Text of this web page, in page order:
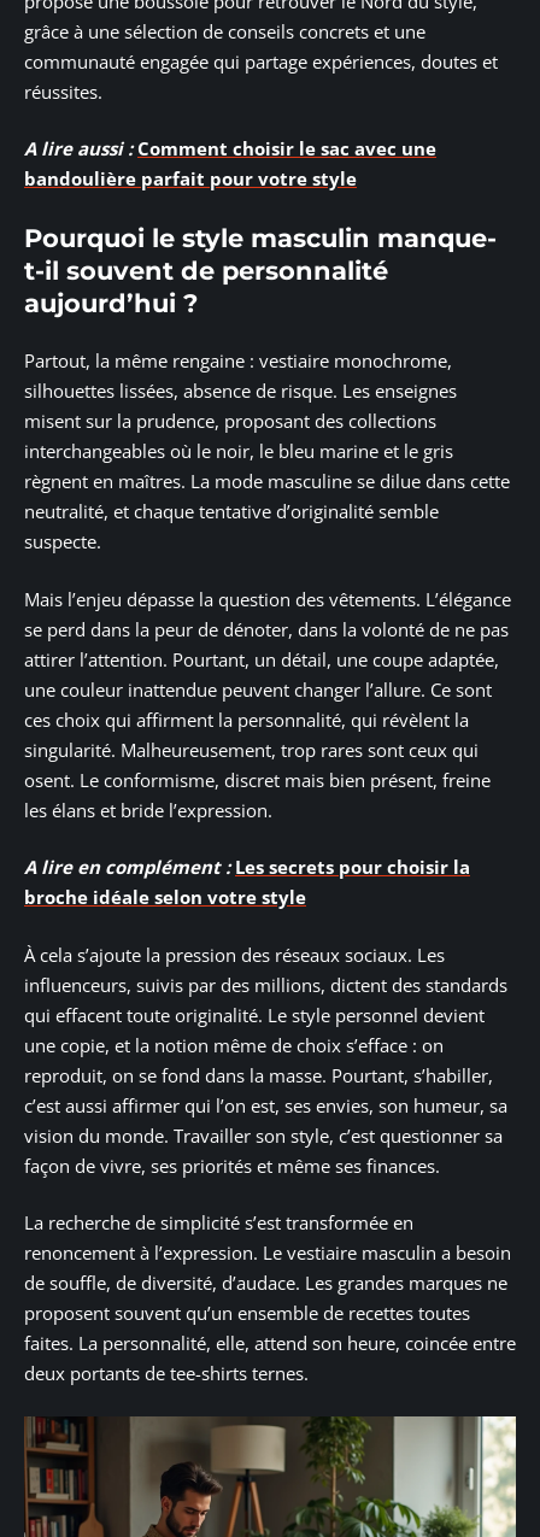
grâce à une sélection de conseils concrets et une
communauté engagée qui partage expériences, doutes et
réussites.
A lire aussi : Comment choisir le sac avec une
bandoulière parfait pour votre style
Pourquoi le style masculin manque-
t-il souvent de personnalité
aujourd’hui ?
Partout, la même rengaine : vestiaire monochrome,
silhouettes lissées, absence de risque. Les enseignes
misent sur la prudence, proposant des collections
interchangeables où le noir, le bleu marine et le gris
règnent en maîtres. La mode masculine se dilue dans cette
neutralité, et chaque tentative d’originalité semble
suspecte.
Mais l’enjeu dépasse la question des vêtements. L’élégance
se perd dans la peur de dénoter, dans la volonté de ne pas
attirer l’attention. Pourtant, un détail, une coupe adaptée,
une couleur inattendue peuvent changer l’allure. Ce sont
ces choix qui affirment la personnalité, qui révèlent la
singularité. Malheureusement, trop rares sont ceux qui
osent. Le conformisme, discret mais bien présent, freine
les élans et bride l’expression.
A lire en complément : Les secrets pour choisir la
broche idéale selon votre style
À cela s’ajoute la pression des réseaux sociaux. Les
influenceurs, suivis par des millions, dictent des standards
qui effacent toute originalité. Le style personnel devient
une copie, et la notion même de choix s’efface : on
reproduit, on se fond dans la masse. Pourtant, s’habiller,
c’est aussi affirmer qui l’on est, ses envies, son humeur, sa
vision du monde. Travailler son style, c’est questionner sa
façon de vivre, ses priorités et même ses finances.
La recherche de simplicité s’est transformée en
renoncement à l’expression. Le vestiaire masculin a besoin
de souffle, de diversité, d’audace. Les grandes marques ne
proposent souvent qu’un ensemble de recettes toutes
faites. La personnalité, elle, attend son heure, coincée entre
deux portants de tee-shirts ternes.